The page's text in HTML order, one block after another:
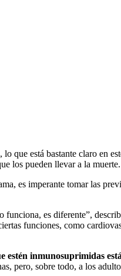
que está bastante claro en
los pueden llevar a la muerte.
es imperante tomar las
funciona, es diferente”,
funciones, como
estén inmunosuprimidas
pero, sobre todo, a los